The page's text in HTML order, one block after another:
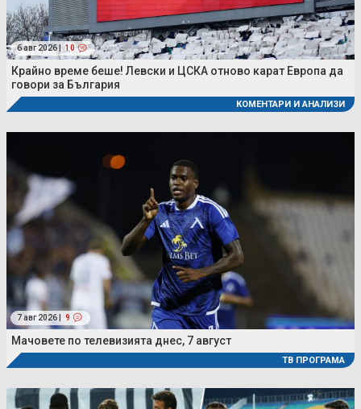
6 авг 2026 | 10
Крайно време беше! Левски и ЦСКА отново карат Европа да
говори за България
КОМЕНТАРИ И АНАЛИЗИ
7 авг 2026 | 9
Мачовете по телевизията днес, 7 август
ТВ ПРОГРАМА